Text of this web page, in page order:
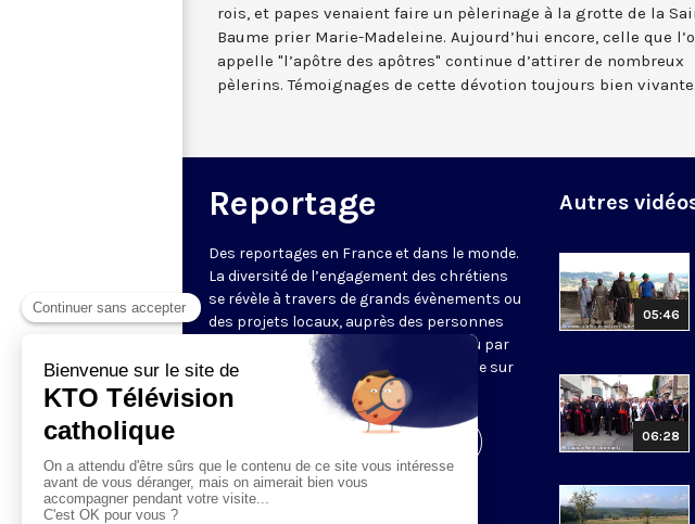
rois, et papes venaient faire un pèlerinage à la grotte de la
Baume prier Marie-Madeleine. Aujourd’hui encore, celle que
appelle "l’apôtre des apôtres" continue d’attirer de nombreux
pèlerins. Témoignages de cette dévotion toujours bien vivante.
Reportage
Des reportages en France et dans le monde.
La diversité de l’engagement des chrétiens
se révèle à travers de grands évènements ou
des projets locaux, auprès des personnes
fragiles, au service du Bien commun ou par
l’évangélisation. Un regard d’espérance sur
le monde.
Autres
05:46
06:28